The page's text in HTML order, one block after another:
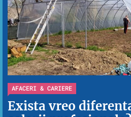
AFACERI & CARIERE
Exista vreo